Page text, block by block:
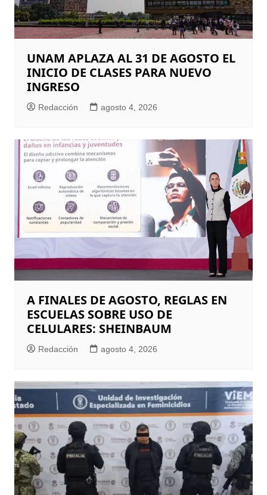
UNAM APLAZA AL 31 DE AGOSTO EL
INICIO DE CLASES PARA NUEVO
INGRESO
Redacción agosto 4, 2026
A FINALES DE AGOSTO, REGLAS EN
ESCUELAS SOBRE USO DE
CELULARES: SHEINBAUM
Redacción agosto 4, 2026